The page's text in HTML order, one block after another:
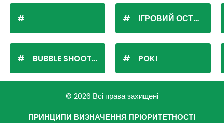
BUBBLE SHOOTER
ІГРОВИЙ ОСТРІВ
POKI
© 2026 Всі права захищені
ПРИНЦИПИ ВИЗНАЧЕННЯ ПРІОРИТЕТНОСТІ